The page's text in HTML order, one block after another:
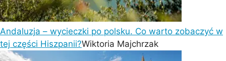
Andaluzja – wycieczki po polsku. Co warto zobaczyć w
tej części Hiszpanii?Wiktoria Majchrzak